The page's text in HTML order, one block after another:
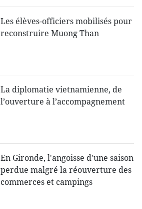
Les élèves-officiers mobilisés pour
reconstruire Muong Than
La diplomatie vietnamienne, de
l’ouverture à l’accompagnement
En Gironde, l'angoisse d'une saison
perdue malgré la réouverture des
commerces et campings